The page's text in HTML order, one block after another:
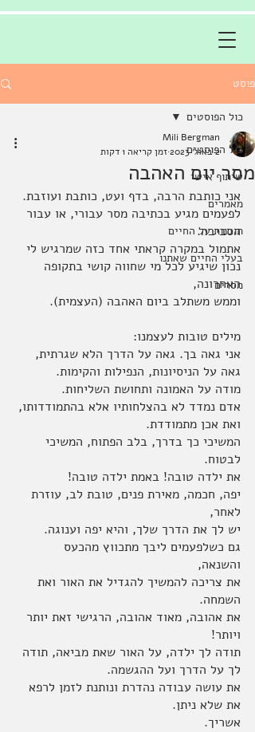
פוסט
כול הפוסטים
שיתוף אישי
מאמרים
תובנות על החיים
בעלי החיים שאתנו
מסרים
כול הפוסטים
מסר יום האהבה
Mili Bergman
2 באוג׳ 2023
זמן קריאה 1 דקות
אני כותבת הרבה, בדף ועט, כותבת ועוזבת.
לפעמים מגיע בכתיבה מסר עבורי, או עבור
הסביבה.
אתמול במקרה קראתי אחד כזה שמרגיש לי
נכון שיגיע לכל מי שחווה קושי בתקופה
האחרונה,
וממש משתלב ביום האהבה (העצמית).
מילים טובות לעצמנו:
אני גאה בך. גאה על הדרך הלא שגרתית,
גאה על הניסיונות, הנפילות והקימות.
מודה על האמונה ותחושת השליחות.
אדם נמדד לא בהצלחותיו אלא בהתמודדותו,
ואת אכן מתמודדת.
המשיכי כך בדרך, בלב הפתוח, המשיכי
לבטוח.
את ילדה טובה! באמת ילדה טובה!
יפה, חכמה, מאירת פנים, טובת לב, עוזרת
לאחר,
יש לך את הדרך שלך, והיא יפה וענוגה.
גם כשלפעמים ליבך מתכווץ מהכעס
והשנאה,
את צריכה להמשיך להגדיל את האור ואת
השמחה.
את אהובה, מאוד אהובה, הרגישי זאת יותר
ויותר!
תודה לך ילדה, על האור שאת מביאה, תודה
לך על הדרך ועל ההגשמה.
את עושה עבודה נהדרת ונותנת לזמן לרפא
את שלא ניתן.
אשריך.